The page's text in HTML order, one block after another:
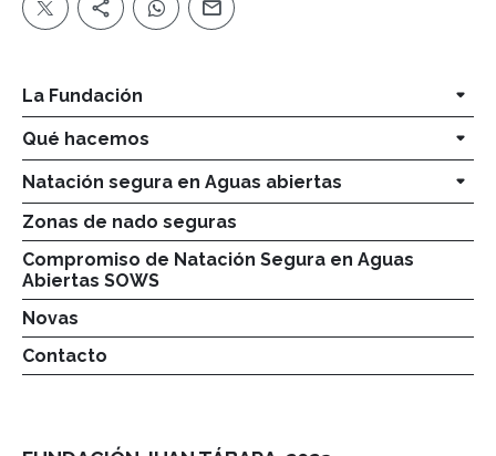
La Fundación
Qué hacemos
Natación segura en Aguas abiertas
Zonas de nado seguras
Compromiso de Natación Segura en Aguas
Abiertas SOWS
Novas
Contacto